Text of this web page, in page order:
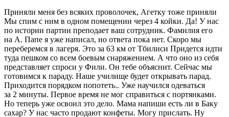
Приняли меня без всяких проволочек, Агетку тоже приняли
Мы спим с ним в одном помещении через 4 койки. Да! У нас
по истории партии преподает ваш сотрудник. Фамилия его
на А. Папе я уже написал, но ответа пока нет. Скоро мы
переберемся в лагеря. Это за 63 км от Тбилиси Придется идти
туда пешком со всем боевым снаряжением. А что оно из себя
представляет спроси у Фили. Он тебе объяснит. Сейчас мы
готовимся к параду. Наше училище будет открывать парад.
Приходится порядком попотеть.. Уже научился одеваться
за 2 минуты. Первое время не мог справиться с портянками.
Но теперь уже освоил это дело. Мама напиши есть ли в Баку
сахар? У нас часто продают конфеты. Могу прислать. Ну